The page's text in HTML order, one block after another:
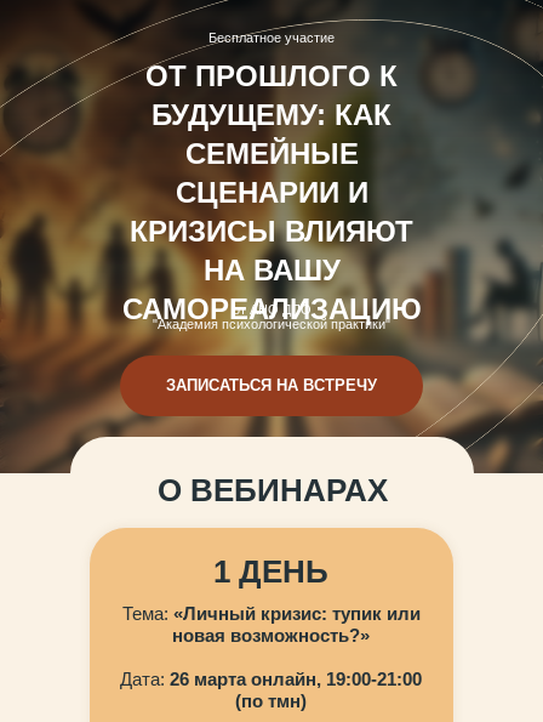
ЗАПИСАТЬСЯ НА ВСТРЕЧУ
от АНО ДПО
"Академия психологической практики"
ОТ ПРОШЛОГО К
БУДУЩЕМУ: КАК
СЕМЕЙНЫЕ
СЦЕНАРИИ И
КРИЗИСЫ ВЛИЯЮТ
НА ВАШУ
САМОРЕАЛИЗАЦИЮ
Бесплатное участие
Тема: «Личный кризис: тупик или
новая возможность?»
Дата: 26 марта онлайн, 19:00-21:00
(по тмн)
1 ДЕНЬ
О ВЕБИНАРАХ